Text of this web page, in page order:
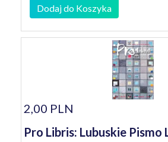
Dodaj do Koszyka
2,00 PLN
Pro Libris: Lubuskie Pismo